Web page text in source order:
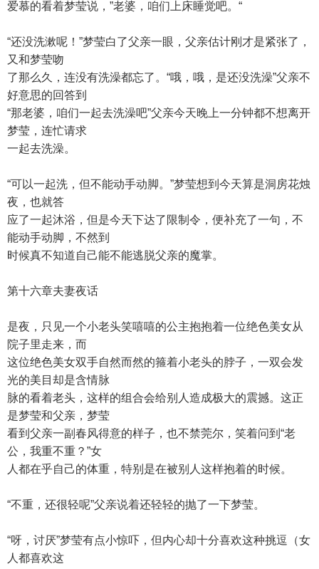
爱慕的看着梦莹说，”老婆，咱们上床睡觉吧。“
“还没洗漱呢！”梦莹白了父亲一眼，父亲估计刚才是紧张了，
又和梦莹吻
了那么久，连没有洗澡都忘了。“哦，哦，是还没洗澡”父亲不
好意思的回答到
“那老婆，咱们一起去洗澡吧”父亲今天晚上一分钟都不想离开
梦莹，连忙请求
一起去洗澡。
“可以一起洗，但不能动手动脚。”梦莹想到今天算是洞房花烛
夜，也就答
应了一起沐浴，但是今天下达了限制令，便补充了一句，不
能动手动脚，不然到
时候真不知道自己能不能逃脱父亲的魔掌。
第十六章夫妻夜话
是夜，只见一个小老头笑嘻嘻的公主抱抱着一位绝色美女从
院子里走来，而
这位绝色美女双手自然而然的箍着小老头的脖子，一双会发
光的美目却是含情脉
脉的看着老头，这样的组合会给别人造成极大的震撼。这正
是梦莹和父亲，梦莹
看到父亲一副春风得意的样子，也不禁莞尔，笑着问到“老
公，我重不重？”女
人都在乎自己的体重，特别是在被别人这样抱着的时候。
“不重，还很轻呢”父亲说着还轻轻的抛了一下梦莹。
“呀，讨厌”梦莹有点小惊吓，但内心却十分喜欢这种挑逗（女
人都喜欢这